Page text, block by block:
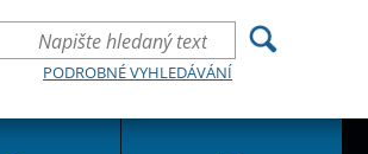
PODROBNÉ VYHLEDÁVÁNÍ